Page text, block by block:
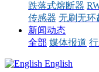
跌落式熔断器
传感器 无刷无环
新闻动态
全部 媒体报道
English